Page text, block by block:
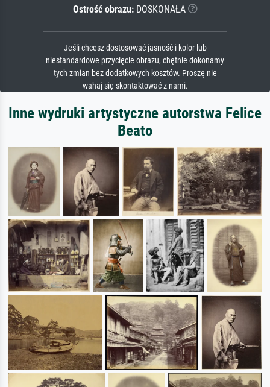
Ostrość obrazu:DOSKONAŁA
Jeśli chcesz dostosować jasność i kolor lub
niestandardowe przycięcie obrazu, chętnie dokonamy
tych zmian bez dodatkowych kosztów. Proszę nie
wahaj się skontaktować z nami.
Inne wydruki artystyczne autorstwa Felice
Beato